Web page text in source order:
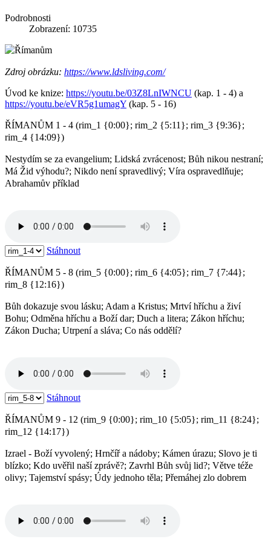
Podrobnosti
Zobrazení: 10735
Zdroj obrázku: https://www.ldsliving.com/
Úvod ke knize: https://youtu.be/03Z8LnIWNCU (kap. 1 - 4) a
https://youtu.be/eVR5g1umagY (kap. 5 - 16)
ŘÍMANŮM 1 - 4 (rim_1 {0:00}; rim_2 {5:11}; rim_3 {9:36};
rim_4 {14:09})
Nestydím se za evangelium; Lidská zvrácenost; Bůh nikou nestraní;
Má Žid výhodu?; Nikdo není spravedlivý; Víra ospravedlňuje;
Abrahamův příklad
Stáhnout
ŘÍMANŮM 5 - 8 (rim_5 {0:00}; rim_6 {4:05}; rim_7 {7:44};
rim_8 {12:16})
Bůh dokazuje svou lásku; Adam a Kristus; Mrtví hříchu a živí
Bohu; Odměna hříchu a Boží dar; Duch a litera; Zákon hříchu;
Zákon Ducha; Utrpení a sláva; Co nás oddělí?
Stáhnout
ŘÍMANŮM 9 - 12 (rim_9 {0:00}; rim_10 {5:05}; rim_11 {8:24};
rim_12 {14:17})
Izrael - Boží vyvolený; Hrnčíř a nádoby; Kámen úrazu; Slovo je ti
blízko; Kdo uvěřil naší zprávě?; Zavrhl Bůh svůj lid?; Větve téže
olivy; Tajemství spásy; Údy jednoho těla; Přemáhej zlo dobrem